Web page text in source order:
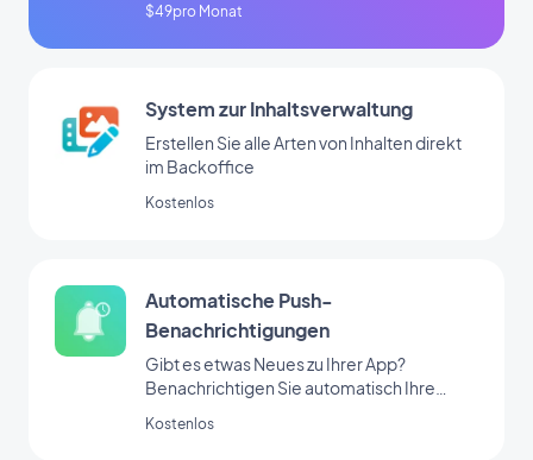
$49pro Monat
System zur Inhaltsverwaltung
Erstellen Sie alle Arten von Inhalten direkt
im Backoffice
Kostenlos
Automatische Push-
Benachrichtigungen
Gibt es etwas Neues zu Ihrer App?
Benachrichtigen Sie automatisch Ihre
Kostenlos